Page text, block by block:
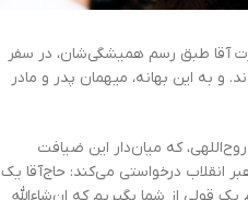
سال ۸۴ است، حضرت آقا طبق رسم همیشگی‌شان، در سفر
و به این بهانه، میهمان پدر و مادر
روح‌اللهی، که میان‌دار این ضیافت
انقلاب درخواستی می‌کند: حاج‌آقا یک